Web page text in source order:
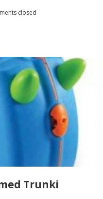
closed
Trunki